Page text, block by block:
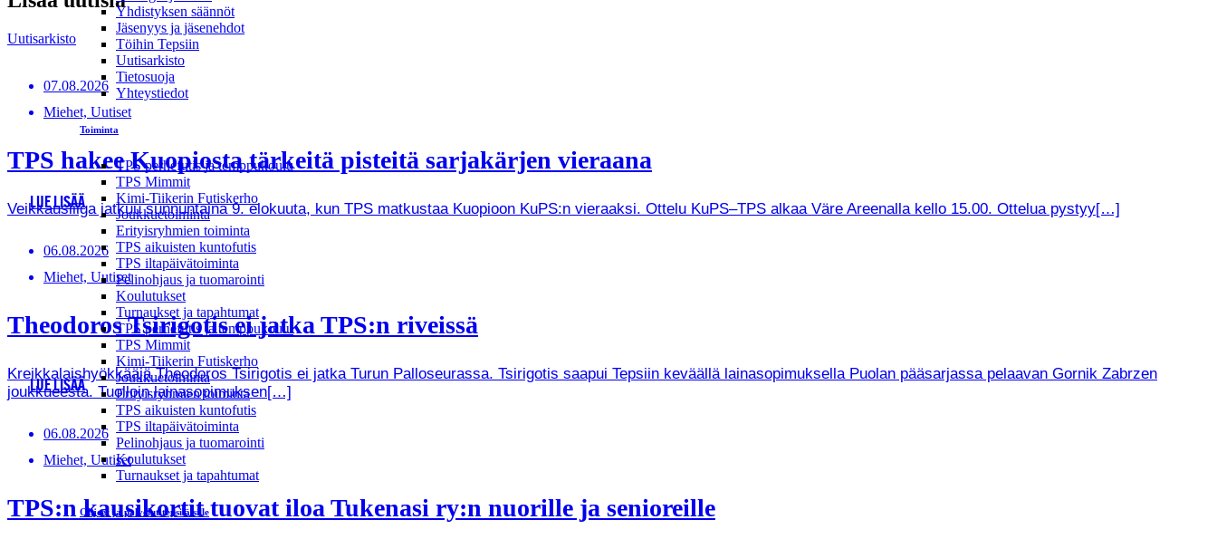
Yhdistyksen säännöt
Jäsenyys ja jäsenehdot
Töihin Tepsiin
Uutisarkisto
Tietosuoja
Yhteystiedot
Toiminta
TPS perhefutis ja temppukoulu
TPS Mimmit
Kimi-Tiikerin Futiskerho
Joukkuetoiminta
Erityisryhmien toiminta
TPS aikuisten kuntofutis
TPS iltapäivätoiminta
Pelinohjaus ja tuomarointi
Koulutukset
Turnaukset ja tapahtumat
TPS perhefutis ja temppukoulu
TPS Mimmit
Kimi-Tiikerin Futiskerho
Joukkuetoiminta
Erityisryhmien toiminta
TPS aikuisten kuntofutis
TPS iltapäivätoiminta
Pelinohjaus ja tuomarointi
Koulutukset
Turnaukset ja tapahtumat
Ohjeet ja palvelut tepsiläisille
Uutisarkisto
07.08.2026
Miehet, Uutiset
TPS hakee Kuopiosta tärkeitä pisteitä sarjakärjen vieraana
Veikkausliiga jatkuu sunnuntaina 9. elokuuta, kun TPS matkustaa Kuopioon KuPS:n vieraaksi. Ottelu KuPS–TPS alkaa Väre Areenalla kello 15.00. Ottelua pystyy[…]
LUE LISÄÄ
06.08.2026
Miehet, Uutiset
Theodoros Tsirigotis ei jatka TPS:n riveissä
Kreikkalaishyökkääjä Theodoros Tsirigotis ei jatka Turun Palloseurassa. Tsirigotis saapui Tepsiin keväällä lainasopimuksella Puolan pääsarjassa pelaavan Gornik Zabrzen
joukkueesta. Tuolloin lainasopimuksen[…]
LUE LISÄÄ
06.08.2026
Miehet, Uutiset
TPS:n kausikortit tuovat iloa Tukenasi ry:n nuorille ja senioreille